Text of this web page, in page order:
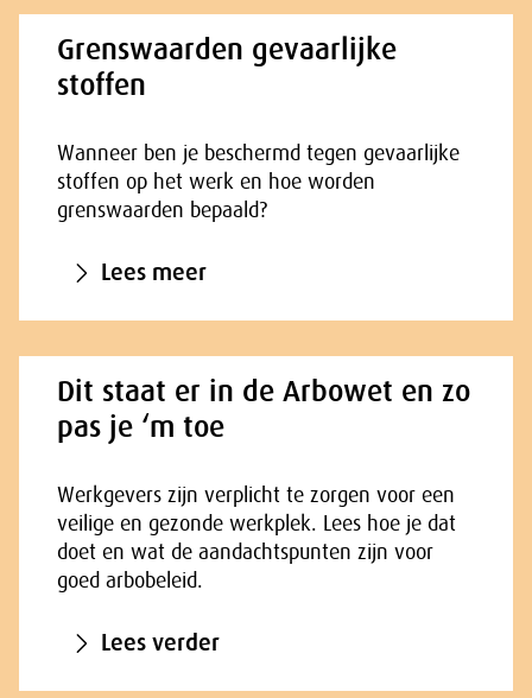
Grenswaarden gevaarlijke
stoffen
Wanneer ben je beschermd tegen gevaarlijke
stoffen op het werk en hoe worden
grenswaarden bepaald?
Lees meer
Dit staat er in de Arbowet en zo
pas je ‘m toe
Werkgevers zijn verplicht te zorgen voor een
veilige en gezonde werkplek. Lees hoe je dat
doet en wat de aandachtspunten zijn voor
goed arbobeleid.
Lees verder